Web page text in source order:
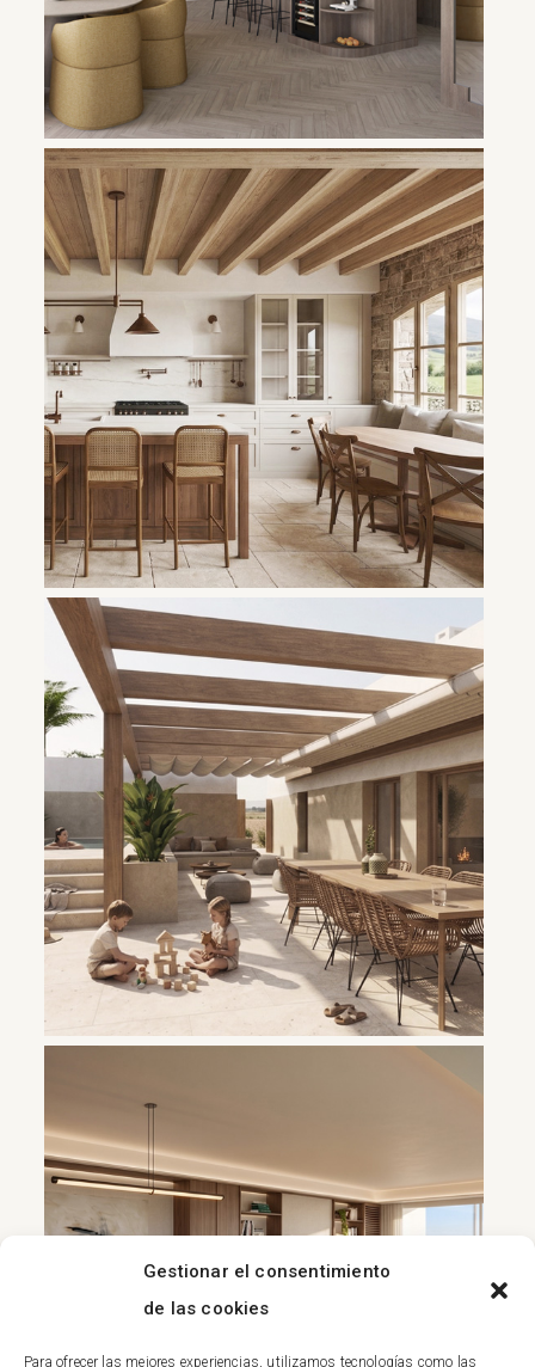
Gestionar el consentimiento
de las cookies
Para ofrecer las mejores experiencias, utilizamos tecnologías como las